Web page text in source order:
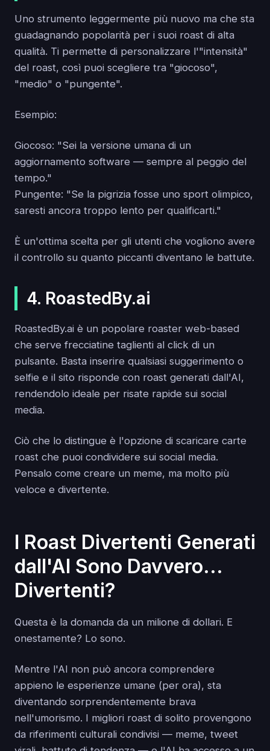
Uno strumento leggermente più nuovo ma che sta
guadagnando popolarità per i suoi roast di alta
qualità. Ti permette di personalizzare l'"intensità"
del roast, così puoi scegliere tra "giocoso",
"medio" o "pungente".
Esempio:
Giocoso: "Sei la versione umana di un
aggiornamento software — sempre al peggio del
tempo."
Pungente: "Se la pigrizia fosse uno sport olimpico,
saresti ancora troppo lento per qualificarti."
È un'ottima scelta per gli utenti che vogliono avere
il controllo su quanto piccanti diventano le battute.
4. RoastedBy.ai
RoastedBy.ai è un popolare roaster web-based
che serve frecciatine taglienti al click di un
pulsante. Basta inserire qualsiasi suggerimento o
selfie e il sito risponde con roast generati dall'AI,
rendendolo ideale per risate rapide sui social
media.
Ciò che lo distingue è l'opzione di scaricare carte
roast che puoi condividere sui social media.
Pensalo come creare un meme, ma molto più
veloce e divertente.
I Roast Divertenti Generati
dall'AI Sono Davvero...
Divertenti?
Questa è la domanda da un milione di dollari. E
onestamente? Lo sono.
Mentre l'AI non può ancora comprendere
appieno le esperienze umane (per ora), sta
diventando sorprendentemente brava
nell'umorismo. I migliori roast di solito provengono
da riferimenti culturali condivisi — meme, tweet